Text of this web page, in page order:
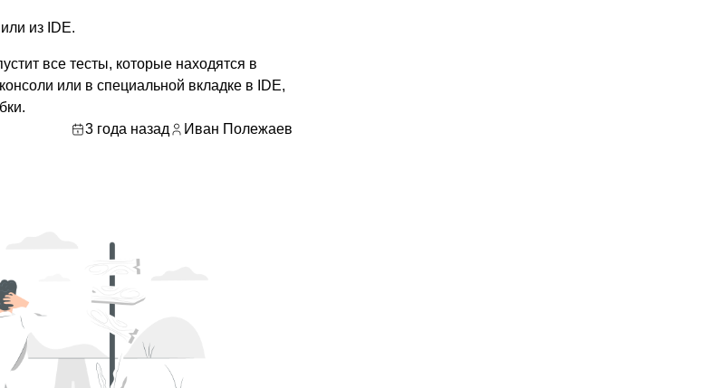
из IDE.
все тесты, которые находятся в
или в специальной вкладке в IDE,
3 года назад
Иван Полежаев